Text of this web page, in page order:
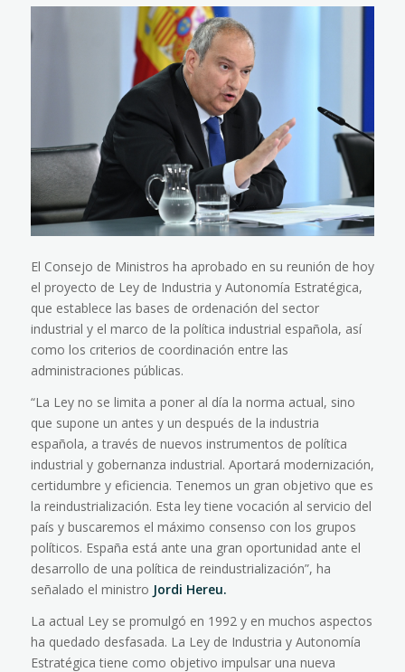
El Consejo de Ministros ha aprobado en su reunión de hoy
el proyecto de Ley de Industria y Autonomía Estratégica,
que establece las bases de ordenación del sector
industrial y el marco de la política industrial española, así
como los criterios de coordinación entre las
administraciones públicas.
“La Ley no se limita a poner al día la norma actual, sino
que supone un antes y un después de la industria
española, a través de nuevos instrumentos de política
industrial y gobernanza industrial. Aportará modernización,
certidumbre y eficiencia. Tenemos un gran objetivo que es
la reindustrialización. Esta ley tiene vocación al servicio del
país y buscaremos el máximo consenso con los grupos
políticos. España está ante una gran oportunidad ante el
desarrollo de una política de reindustrialización”, ha
señalado el ministro Jordi Hereu.
La actual Ley se promulgó en 1992 y en muchos aspectos
ha quedado desfasada. La Ley de Industria y Autonomía
Estratégica tiene como objetivo impulsar una nueva